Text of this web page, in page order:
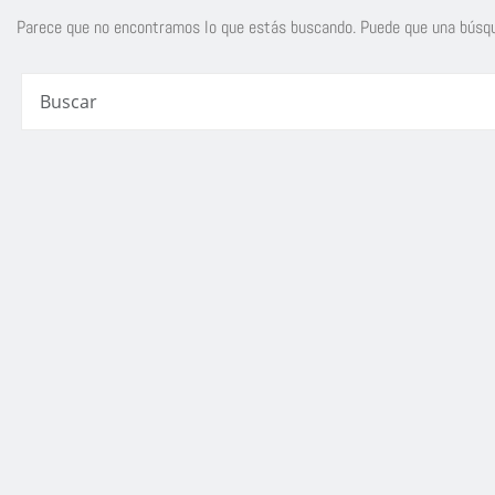
Parece que no encontramos lo que estás buscando. Puede que una